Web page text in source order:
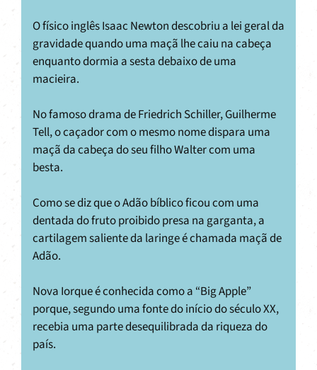
O físico inglês Isaac Newton descobriu a lei geral da
gravidade quando uma maçã lhe caiu na cabeça
enquanto dormia a sesta debaixo de uma
macieira.
No famoso drama de Friedrich Schiller, Guilherme
Tell, o caçador com o mesmo nome dispara uma
maçã da cabeça do seu filho Walter com uma
besta.
Como se diz que o Adão bíblico ficou com uma
dentada do fruto proibido presa na garganta, a
cartilagem saliente da laringe é chamada maçã de
Adão.
Nova Iorque é conhecida como a “Big Apple”
porque, segundo uma fonte do início do século XX,
recebia uma parte desequilibrada da riqueza do
país.